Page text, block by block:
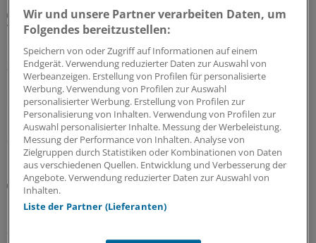
Hausärztlicher Nachwuchs
Warum sich zwei junge Kolleginnen fürs MVZ
entschieden haben
Zwei Allgemeinmedizinerinnen erzählen, warum sie sich
im MVZ Labertal sehr wohl fühlen und eine
Selbstständigkeit zum jetzigen Zeitpunkt keine Option
28.06.2026
Ambulantisierung
Dermatologie-MVZ und Regionale
Gesundheitszentren – Blaupausen für die
Wir und unsere Partner verarbeiten Daten, um
Folgendes bereitzustellen:
Speichern von oder Zugriff auf Informationen auf einem
Endgerät. Verwendung reduzierter Daten zur Auswahl von
Werbeanzeigen. Erstellung von Profilen für personalisierte
Werbung. Verwendung von Profilen zur Auswahl
personalisierter Werbung. Erstellung von Profilen zur
Personalisierung von Inhalten. Verwendung von Profilen zur
Auswahl personalisierter Inhalte. Messung der Werbeleistung.
Messung der Performance von Inhalten. Analyse von
Zielgruppen durch Statistiken oder Kombinationen von Daten
aus verschiedenen Quellen. Entwicklung und Verbesserung der
Angebote. Verwendung reduzierter Daten zur Auswahl von
Inhalten.
Liste der Partner (Lieferanten)